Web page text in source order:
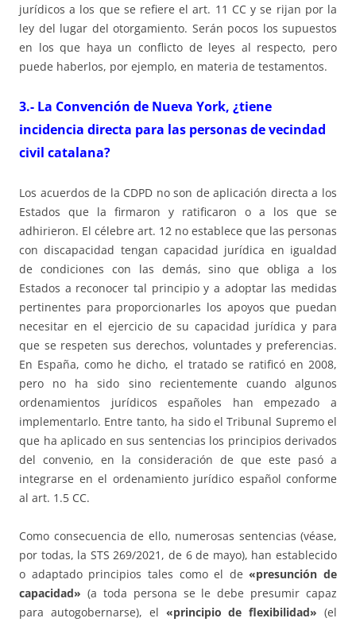
jurídicos a los que se refiere el art. 11 CC y se rijan por la
ley del lugar del otorgamiento. Serán pocos los supuestos
en los que haya un conflicto de leyes al respecto, pero
puede haberlos, por ejemplo, en materia de testamentos.
3.- La Convención de Nueva York, ¿tiene
incidencia directa para las personas de vecindad
civil catalana?
Los acuerdos de la CDPD no son de aplicación directa a los
Estados que la firmaron y ratificaron o a los que se
adhirieron. El célebre art. 12 no establece que las personas
con discapacidad tengan capacidad jurídica en igualdad
de condiciones con las demás, sino que obliga a los
Estados a reconocer tal principio y a adoptar las medidas
pertinentes para proporcionarles los apoyos que puedan
necesitar en el ejercicio de su capacidad jurídica y para
que se respeten sus derechos, voluntades y preferencias.
En España, como he dicho, el tratado se ratificó en 2008,
pero no ha sido sino recientemente cuando algunos
ordenamientos jurídicos españoles han empezado a
implementarlo. Entre tanto, ha sido el Tribunal Supremo el
que ha aplicado en sus sentencias los principios derivados
del convenio, en la consideración de que este pasó a
integrarse en el ordenamiento jurídico español conforme
al art. 1.5 CC.
Como consecuencia de ello, numerosas sentencias (véase,
por todas, la STS 269/2021, de 6 de mayo), han establecido
o adaptado principios tales como el de«presunción de
capacidad» (a toda persona se le debe presumir capaz
para autogobernarse), el «principio de flexibilidad» (el